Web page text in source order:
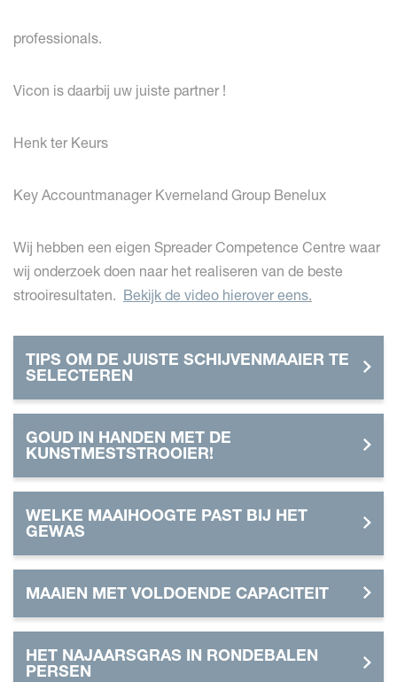
professionals.
Vicon is daarbij uw juiste partner !
Henk ter Keurs
Key Accountmanager Kverneland Group Benelux
Wij hebben een eigen Spreader Competence Centre waar
wij onderzoek doen naar het realiseren van de beste
strooiresultaten. Bekijk de video hierover eens.
TIPS OM DE JUISTE SCHIJVENMAAIER TE
SELECTEREN
GOUD IN HANDEN MET DE
KUNSTMESTSTROOIER!
WELKE MAAIHOOGTE PAST BIJ HET
GEWAS
MAAIEN MET VOLDOENDE CAPACITEIT
HET NAJAARSGRAS IN RONDEBALEN
PERSEN